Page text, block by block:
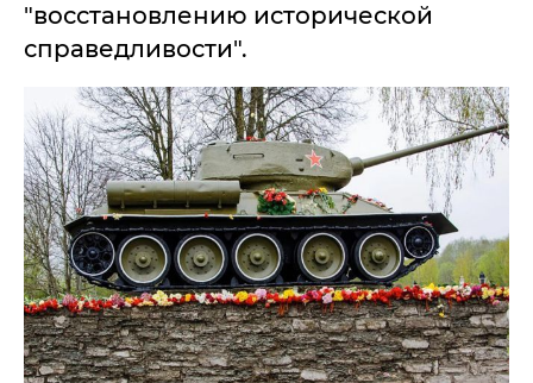
"восстановлению исторической
справедливости".